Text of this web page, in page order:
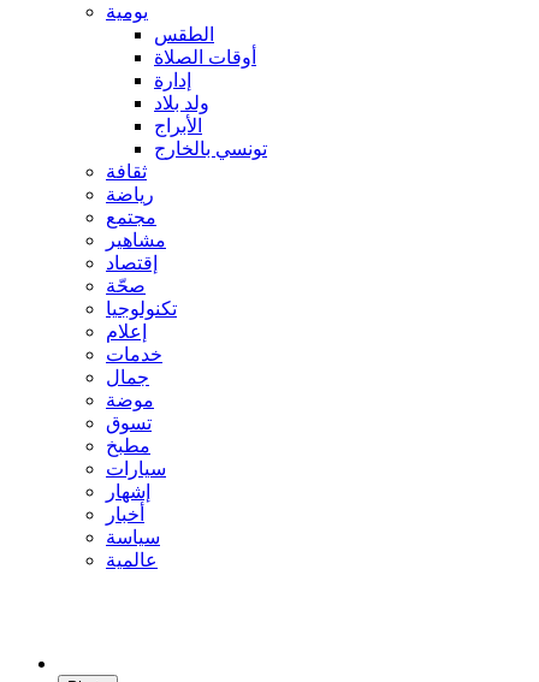
يومية
الطقس
أوقات الصلاة
إدارة
ولد بلاد
الأبراج
تونسي بالخارج
ثقافة
رياضة
مجتمع
مشاهير
إقتصاد
صحّة
تكنولوجيا
إعلام
خدمات
جمال
موضة
تسوق
مطبخ
سيارات
إشهار
أخبار
سياسة
عالمية